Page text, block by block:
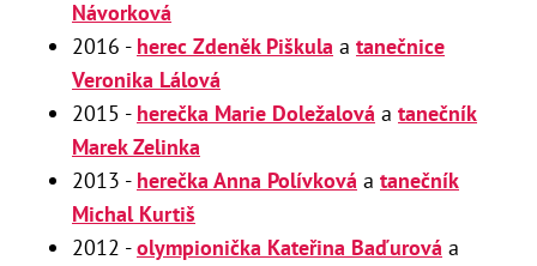
Návorková
2016 - herec Zdeněk Piškula a tanečnice
Veronika Lálová
2015 - herečka Marie Doležalová a tanečník
Marek Zelinka
2013 - herečka Anna Polívková a tanečník
Michal Kurtiš
2012 -olympionička Kateřina Baďurová a